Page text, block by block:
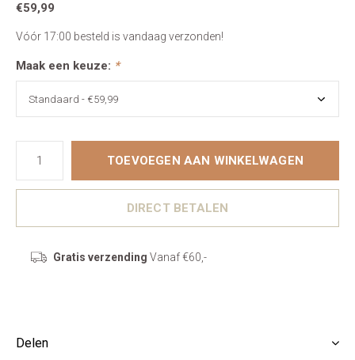
€59,99
Vóór 17:00 besteld is vandaag verzonden!
Maak een keuze: *
TOEVOEGEN AAN WINKELWAGEN
DIRECT BETALEN
Gratis verzending Vanaf €60,-
Delen